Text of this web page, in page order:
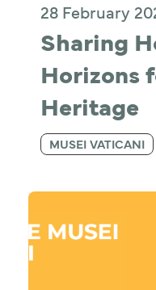
28 February
Sharing
Horizons
Heritage
MUSEI VATICANI